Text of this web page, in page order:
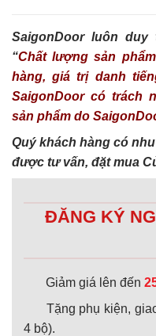
SaigonDoor luôn
“Chất lượng sản
hàng, giá trị danh
SaigonDoor có trách
sản phẩm do
Quý khách hàng có
được tư vấn, đặt mua
ĐĂNG KÝ
Giảm giá lên đến
Tặng phụ kiện,
4 bộ).